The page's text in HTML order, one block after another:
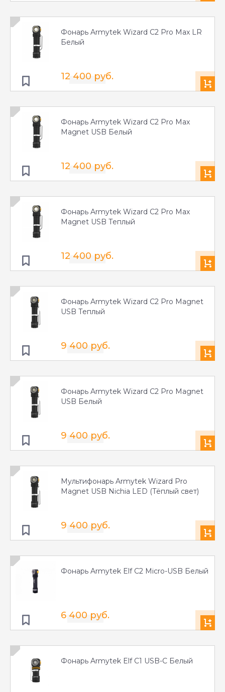
Фонарь Armytek Wizard C2 Pro Max LR
Белый
12 400 руб.
Фонарь Armytek Wizard C2 Pro Max
Magnet USB Белый
12 400 руб.
Фонарь Armytek Wizard C2 Pro Max
Magnet USB Теплый
12 400 руб.
Фонарь Armytek Wizard C2 Pro Magnet
USB Теплый
9 400 руб.
Фонарь Armytek Wizard C2 Pro Magnet
USB Белый
9 400 руб.
Мультифонарь Armytek Wizard Pro
Magnet USB Nichia LED (Тёплый свет)
9 400 руб.
Фонарь Armytek Elf C2 Micro-USB Белый
6 400 руб.
Фонарь Armytek Elf C1 USB-C Белый